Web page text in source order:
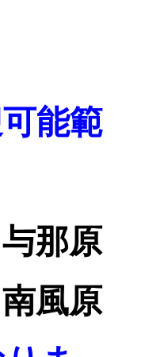
能範
与那原
風原